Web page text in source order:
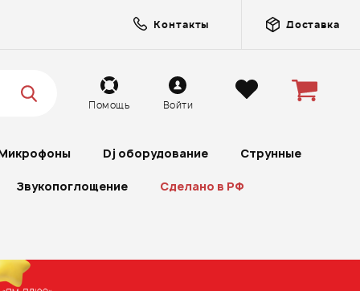
Контакты Доставка
Помощь Войти
Dj оборудование Струнные
Звукопоглощение Сделано в РФ